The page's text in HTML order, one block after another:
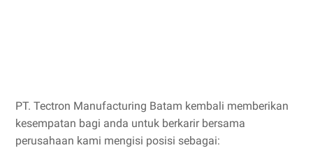
PT. Tectron Manufacturing Batam kembali memberikan
kesempatan bagi anda untuk berkarir bersama
perusahaan kami mengisi posisi sebagai: